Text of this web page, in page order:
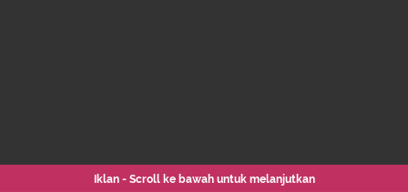
Iklan - Scroll ke bawah untuk melanjutkan